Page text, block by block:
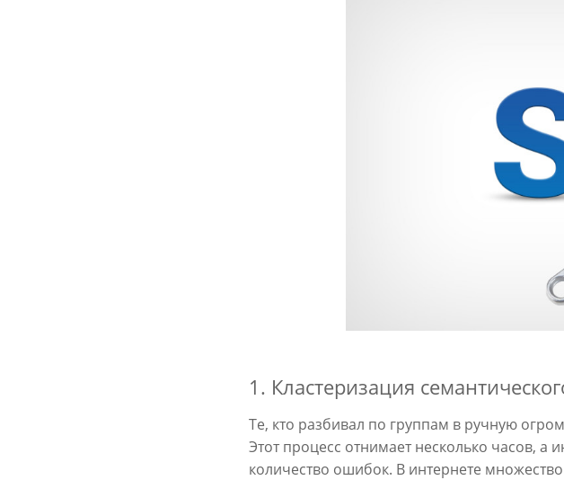
1. Кластеризация
Те, кто разбивал по группам в ручную
Этот процесс отнимает несколько часов, а
количество ошибок. В интернете